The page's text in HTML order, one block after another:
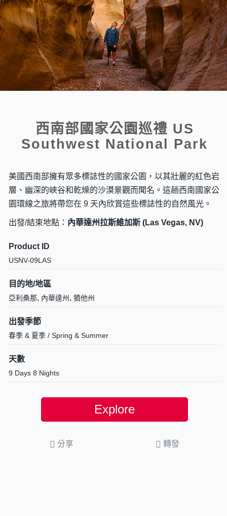
西南部國家公園巡禮 US
Southwest National Park
美國西南部擁有眾多標誌性的國家公園，以其壯麗的紅色岩
層、幽深的峽谷和乾燥的沙漠景觀而聞名。這趟西南國家公
園環線之旅將帶您在 9 天內欣賞這些標誌性的自然風光。
出發/結束地點： 內華達州拉斯維加斯 (Las Vegas, NV)
Product ID
USNV-09LAS
目的地/地區
亞利桑那, 內華達州 , 猶他州
出發季節
春季 & 夏季 / Spring & Summer
天數
9 Days 8 Nights
Explore
分享 轉發